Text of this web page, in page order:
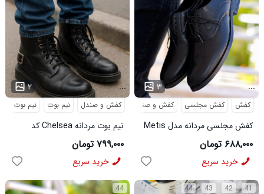
۲ ...
کفش و صندل نیم بوت نیم بوت
نیم بوت مردانه Chelsea کد
6413
۷۹۹,۰۰۰ تومان
خرید سریع
۳ ...
کفش کفش مجلسی کفش و صندل
کفش مجلسی مردانه مدل Metis
کد 6328
۶۸۸,۰۰۰ تومان
خرید سریع
44 41
42
43
44